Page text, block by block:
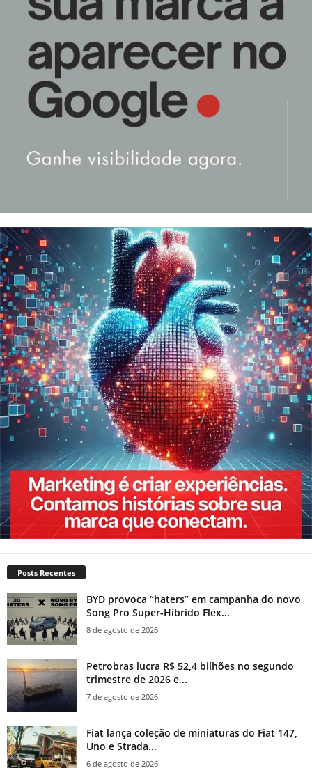
Posts Recentes
BYD provoca “haters” em campanha do novo
Song Pro Super-Híbrido Flex...
8 de agosto de 2026
Petrobras lucra R$ 52,4 bilhões no segundo
trimestre de 2026 e...
7 de agosto de 2026
Fiat lança coleção de miniaturas do Fiat 147,
Uno e Strada...
6 de agosto de 2026